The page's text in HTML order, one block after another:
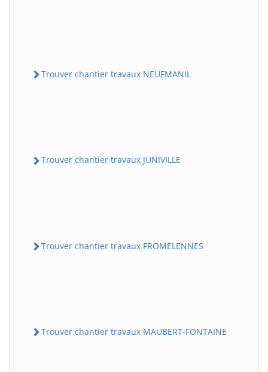
Trouver chantier travaux NEUFMANIL
Trouver chantier travaux JUNIVILLE
Trouver chantier travaux FROMELENNES
Trouver chantier travaux MAUBERT-FONTAINE